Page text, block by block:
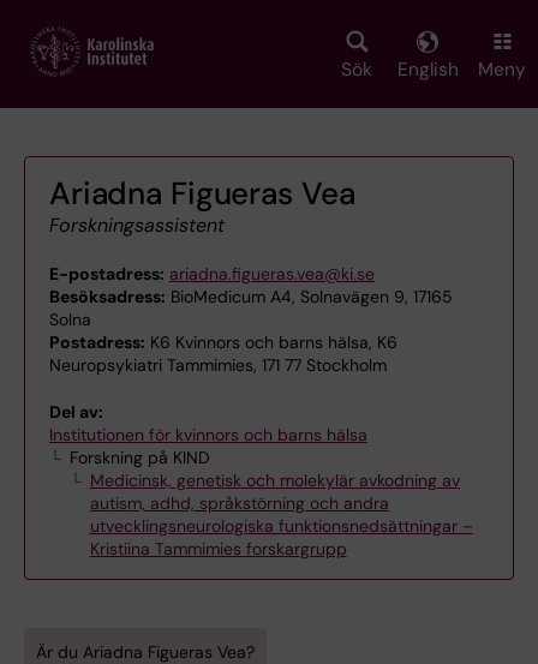
main
Sök English Meny
Ariadna Figueras Vea
Forskningsassistent
E-postadress: ariadna.figueras.vea@ki.se
Besöksadress: BioMedicum A4, Solnavägen 9, 17165
Solna
Postadress: K6 Kvinnors och barns hälsa, K6
Neuropsykiatri Tammimies, 171 77 Stockholm
Del av:
Institutionen för kvinnors och barns hälsa
Forskning på KIND
Medicinsk, genetisk och molekylär avkodning av
autism, adhd, språkstörning och andra
utvecklingsneurologiska funktionsnedsättningar –
Kristiina Tammimies forskargrupp
Är du Ariadna Figueras Vea?